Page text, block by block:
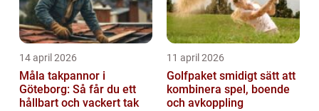
14 april 2026
Måla takpannor i
Göteborg: Så får du ett
hållbart och vackert tak
11 april 2026
Golfpaket smidigt sätt att
kombinera spel, boende
och avkoppling